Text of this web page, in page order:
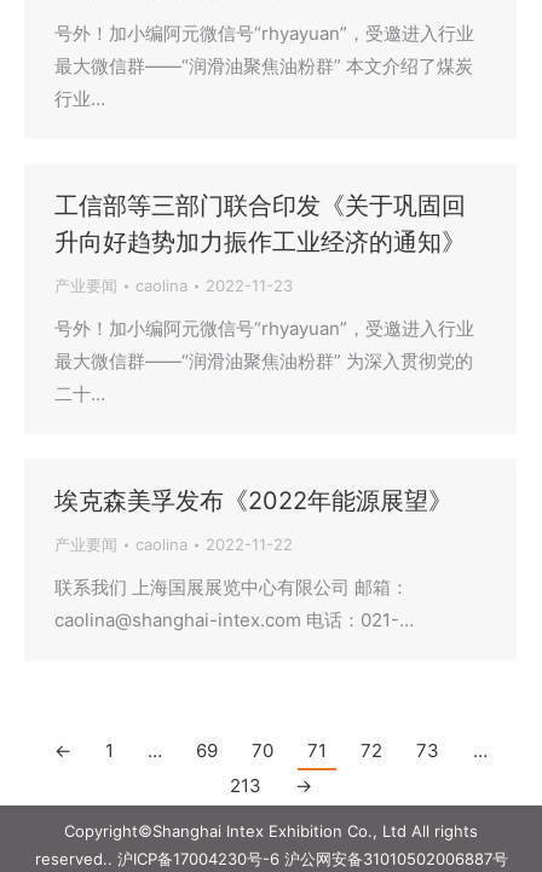
号外！加小编阿元微信号“rhyayuan”，受邀进入行业
最大微信群——“润滑油聚焦油粉群” 本文介绍了煤炭
行业…
工信部等三部门联合印发《关于巩固回
升向好趋势加力振作工业经济的通知》
产业要闻 caolina 2022-11-23
号外！加小编阿元微信号“rhyayuan”，受邀进入行业
最大微信群——“润滑油聚焦油粉群” 为深入贯彻党的
二十…
埃克森美孚发布《2022年能源展望》
产业要闻 caolina 2022-11-22
联系我们 上海国展展览中心有限公司 邮箱：
caolina@shanghai-intex.com 电话：021-…
← 1 … 69 70 71 72 73
…
213
→
Copyright©Shanghai Intex Exhibition Co., Ltd All rights
reserved.. 沪ICP备17004230号-6沪公网安备31010502006887号